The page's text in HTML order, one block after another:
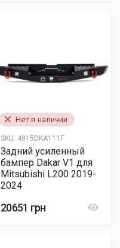
Нет в наличии
SKU: 4915DKA111F
Задний усиленный
бампер Dakar V1 для
Mitsubishi L200 2019-
2024
20651 грн